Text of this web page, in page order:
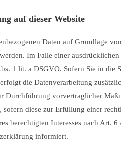
auf dieser Website
Daten auf Grundlage
Im Falle einer
1 lit. a DSGVO. Sofern Sie in
die Datenverarbeitung
vorvertraglicher
diese zur Erfüllung einer
berechtigten Interesses nach
informiert.